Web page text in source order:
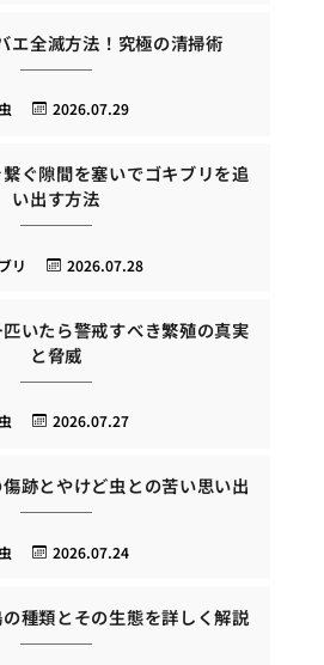
エ全滅方法！究極の清掃術
2026.07.29
ぐ隙間を塞いでゴキブリを追
い出す方法
2026.07.28
リ
いたら警戒すべき繁殖の真実
と脅威
2026.07.27
跡とやけど虫との苦い思い出
2026.07.24
種類とその生態を詳しく解説